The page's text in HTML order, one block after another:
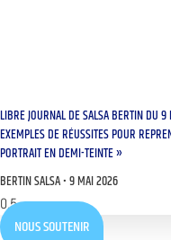
LIBRE JOURNAL DE SALSA BERTIN DU
EXEMPLES DE RÉUSSITES POUR
PORTRAIT EN DEMI-TEINTE »
BERTIN SALSA 9 MAI 2026
NOUS SOUTENIR